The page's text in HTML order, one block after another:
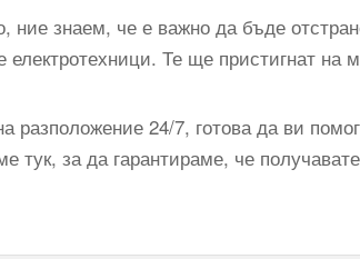
ние знаем, че е важно да бъде
Те ще пристигнат на
разположение 24/7, готова да ви
за да гарантираме, че